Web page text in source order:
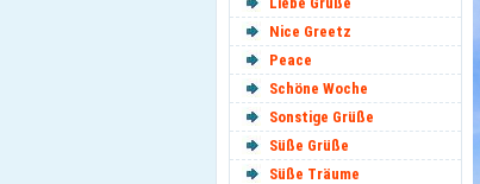
Nice Greetz
Peace
Schöne Woche
Sonstige Grüße
Süße Grüße
Süße Träume